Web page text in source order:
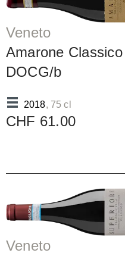
Veneto
Amarone
DOCG/b
2018, 75 cl
CHF 61.00
Veneto